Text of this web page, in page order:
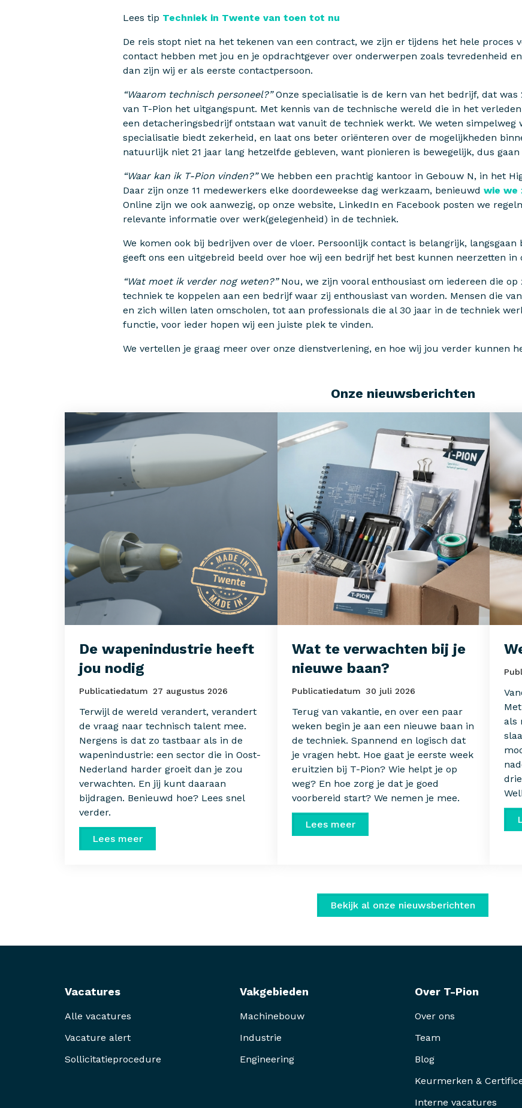
Lees tip Techniek in Twente van toen tot nu
De reis stopt niet na het tekenen van een contract, we zijn er tijdens het hele proces
contact hebben met jou en je opdrachtgever over onderwerpen zoals tevredenheid
dan zijn wij er als eerste contactpersoon.
“Waarom technisch personeel?”Onze specialisatie is de kern van het bedrijf, dat
van T-Pion het uitgangspunt. Met kennis van de technische wereld die in het
een detacheringsbedrijf ontstaan wat vanuit de techniek werkt. We weten simpelweg
specialisatie biedt zekerheid, en laat ons beter oriënteren over de mogelijkheden
natuurlijk niet 21 jaar lang hetzelfde gebleven, want pionieren is bewegelijk, dus
“Waar kan ik T-Pion vinden?”We hebben een prachtig kantoor in Gebouw N, in het
Daar zijn onze 11 medewerkers elke doordeweekse dag werkzaam, benieuwdwie we
Online zijn we ook aanwezig, op onze website, LinkedIn en Facebook posten we
relevante informatie over werk(gelegenheid) in de techniek.
We komen ook bij bedrijven over de vloer. Persoonlijk contact is belangrijk,
geeft ons een uitgebreid beeld over hoe wij een bedrijf het best kunnen neerzetten in
“Wat moet ik verder nog weten?”Nou, we zijn vooral enthousiast om iedereen die op
techniek te koppelen aan een bedrijf waar zij enthousiast van worden. Mensen die
en zich willen laten omscholen, tot aan professionals die al 30 jaar in de techniek
functie, voor ieder hopen wij een juiste plek te vinden.
We vertellen je graag meer over onze dienstverlening, en hoe wij jou verder kunnen
Onze nieuwsberichten
De wapenindustrie heeft
jou nodig
Publicatiedatum 27 augustus 2026
Terwijl de wereld verandert, verandert
de vraag naar technisch talent mee.
Nergens is dat zo tastbaar als in de
wapenindustrie: een sector die in Oost-
Nederland harder groeit dan je zou
verwachten. En jij kunt daaraan
bijdragen. Benieuwd hoe? Lees snel
verder.
Lees meer
Wat te verwachten bij je
nieuwe baan?
Publicatiedatum 30 juli 2026
Terug van vakantie, en over een paar
weken begin je aan een nieuwe baan in
de techniek. Spannend en logisch dat
je vragen hebt. Hoe gaat je eerste week
eruitzien bij T-Pion? Wie helpt je op
weg? En hoe zorg je dat je goed
voorbereid start? We nemen je mee.
Lees meer
als
Bekijk al onze nieuwsberichten
Vacatures
Alle vacatures
Vacature alert
Sollicitatieprocedure
Vakgebieden
Machinebouw
Industrie
Engineering
Over T-Pion
Over ons
Team
Blog
Keurmerken &
Interne vacatures